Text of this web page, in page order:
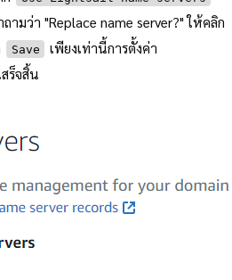
มว่า "Replace name server?" ให้คลิก
Save
เพียงเท่านี้การตั้งค่า
ร็จสิ้น